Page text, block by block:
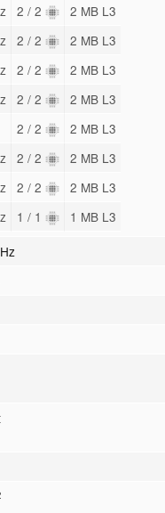
2 / 2 2 MB L3
2 / 2 2 MB L3
2 / 2 2 MB L3
2 / 2 2 MB L3
2 / 2 2 MB L3
2 / 2 2 MB L3
2 / 2 2 MB L3
1 / 1 1 MB L3